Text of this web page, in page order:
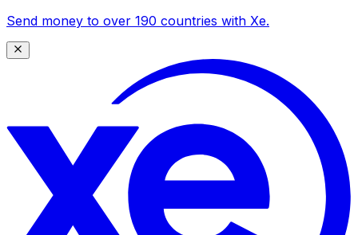
Send money to over 190 countries with Xe.